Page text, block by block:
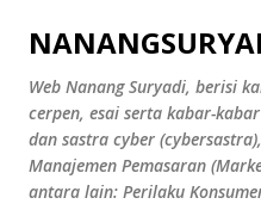
Skip to
Web Nanang Suryadi, berisi
cerpen, esai serta kabar-
dan sastra cyber
Manajemen Pemasaran
antara lain: Perilaku